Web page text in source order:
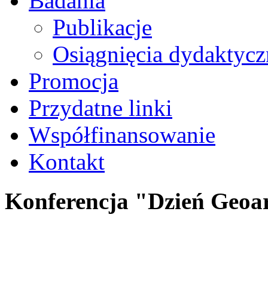
Publikacje
Osiągnięcia
Promocja
Przydatne linki
Współfinansowanie
Kontakt
Konferencja "Dzień